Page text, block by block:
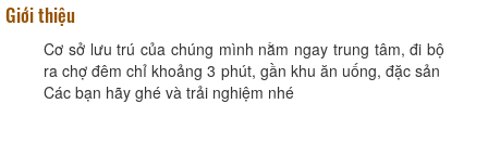
Giới thiệu
Cơ sở lưu trú của chúng mình nằm ngay trung tâm, đi bộ
ra chợ đêm chỉ khoảng 3 phút, gần khu ăn uống, đặc sản
Các bạn hãy ghé và trải nghiệm nhé